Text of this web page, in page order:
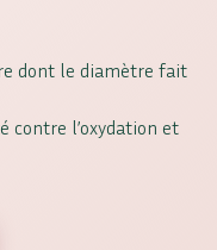
dont le diamètre fait
contre l’oxydation et